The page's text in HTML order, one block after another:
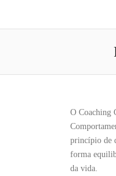
O Coaching
princípio de
forma
da vida.